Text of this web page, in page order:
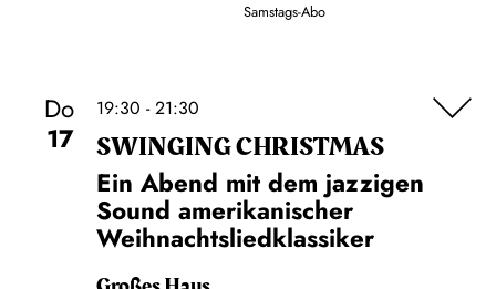
Samstags-Abo
Do
17
19:30 - 21:30
SWINGING CHRIST­MAS
Ein Abend mit dem jazzigen
Sound amerikanischer
Weihnachtsliedklassiker